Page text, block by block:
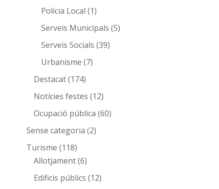
Policia Local (1)
Serveis Municipals (5)
Serveis Socials (39)
Urbanisme (7)
Destacat(174)
Notícies festes (12)
Ocupació pública (60)
Sense categoria (2)
Turisme (118)
Allotjament(6)
Edificis públics (12)